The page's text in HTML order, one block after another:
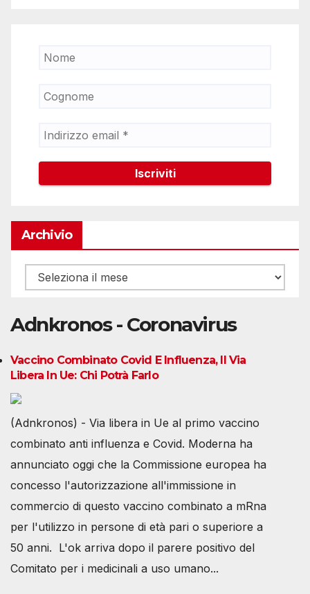
Archivio
Archivio
Adnkronos - Coronavirus
Vaccino Combinato Covid E Influenza, Il Via
Libera In Ue: Chi Potrà Farlo
(Adnkronos) - Via libera in Ue al primo vaccino
combinato anti influenza e Covid. Moderna ha
annunciato oggi che la Commissione europea ha
concesso l'autorizzazione all'immissione in
commercio di questo vaccino combinato a mRna
per l'utilizzo in persone di età pari o superiore a
50 anni. L'ok arriva dopo il parere positivo del
Comitato per i medicinali a uso umano...